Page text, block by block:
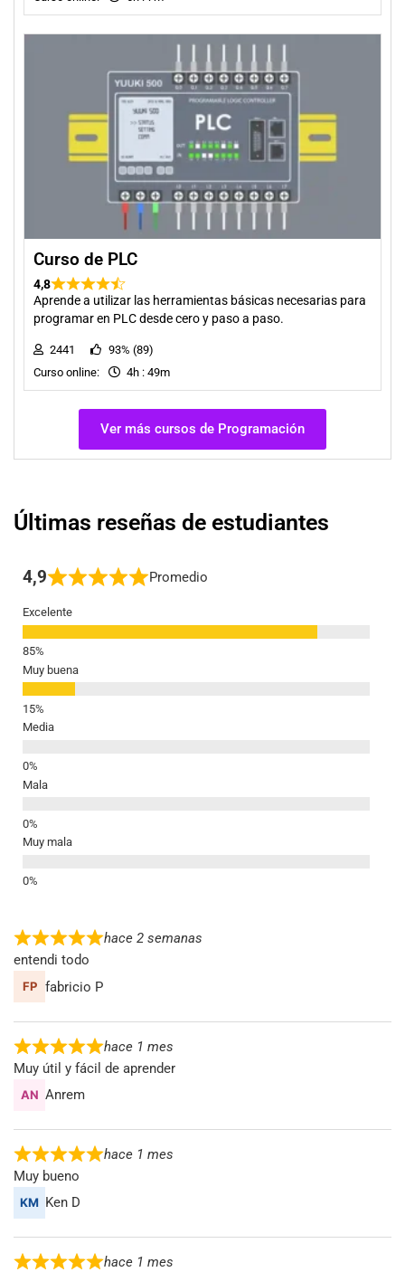
Curso de PLC
4,8
Aprende a utilizar las herramientas básicas necesarias para
programar en PLC desde cero y paso a paso.
2441
93% (89)
Curso online:
4h : 49m
Ver más cursos de Programación
Últimas reseñas de estudiantes
4,9 Promedio
Excelente
Muy buena
Media
Mala
Muy mala
hace 2 semanas
entendi todo
fabricio P
hace 1 mes
Muy útil y fácil de aprender
Anrem
hace 1 mes
Muy bueno
Ken D
hace 1 mes